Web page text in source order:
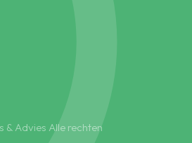
Advies Alle rechten